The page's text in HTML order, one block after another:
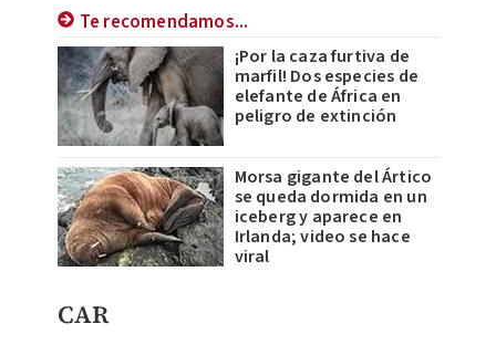
Te recomendamos...
¡Por la caza furtiva de
marfil! Dos especies de
elefante de África en
peligro de extinción
Morsa gigante del Ártico
se queda dormida en un
iceberg y aparece en
Irlanda; video se hace
viral
CAR